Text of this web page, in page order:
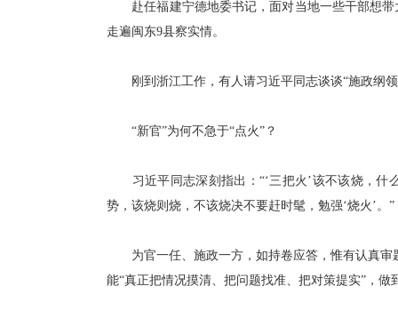
赴任福建宁德地委书记，面对当地一些干部想带
走遍闽东9县察实情。
刚到浙江工作，有人请习近平同志谈谈“施政纲领
“新官”为何不急于“点火”？
习近平同志深刻指出：“‘三把火’该不该烧，什
势，该烧则烧，不该烧决不要赶时髦，勉强‘烧火’。”
为官一任、施政一方，如持卷应答，惟有认真审
能“真正把情况摸清、把问题找准、把对策提实”，做